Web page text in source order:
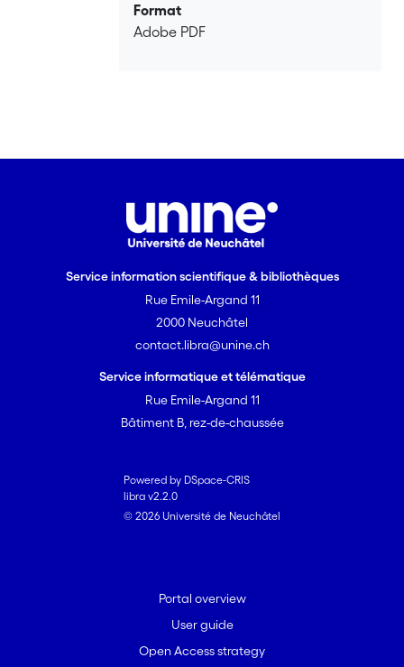
Format
Adobe PDF
Service information scientifique & bibliothèques
Rue Emile-Argand 11
2000 Neuchâtel
contact.libra@unine.ch
Service informatique et télématique
Rue Emile-Argand 11
Bâtiment B, rez-de-chaussée
Powered by DSpace-CRIS
libra v2.2.0
© 2026 Université de Neuchâtel
Portal overview
User guide
Open Access strategy